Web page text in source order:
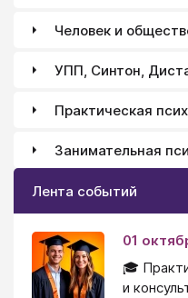
Человек и
УПП, Синтон,
Практическая
Занимательная
Лента событий
01
🎓
и